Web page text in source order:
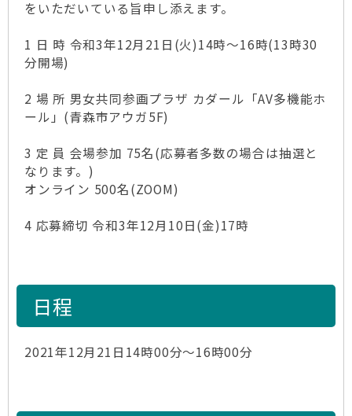
をいただいている旨申し添えます。
1 日 時 令和3年12月21日(火)14時～16時(13時30
分開場)
2 場 所 男女共同参画プラザ カダール「AV多機能ホ
ール」(青森市アウガ5F)
3 定 員 会場参加 75名(応募者多数の場合は抽選と
なります。)
オンライン 500名(ZOOM)
4 応募締切 令和3年12月10日(金)17時
日程
2021年12月21日14時00分～16時00分